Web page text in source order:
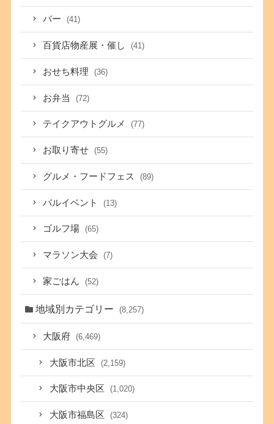
バー (41)
百貨店物産展・催し (41)
おせち料理 (36)
お弁当 (72)
テイクアウトグルメ (77)
お取り寄せ (55)
グルメ・フードフェス (89)
バルイベント (13)
ゴルフ場 (65)
マラソン大会 (7)
家ごはん (52)
地域別カテゴリー (8,257)
大阪府 (6,469)
大阪市北区 (2,159)
大阪市中央区 (1,020)
大阪市福島区 (324)